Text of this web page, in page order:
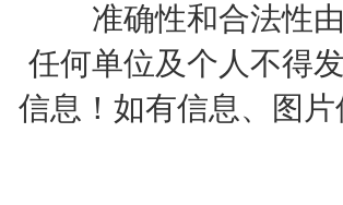
准确性和合法性
任何单位及个人不得
信息！如有信息、图